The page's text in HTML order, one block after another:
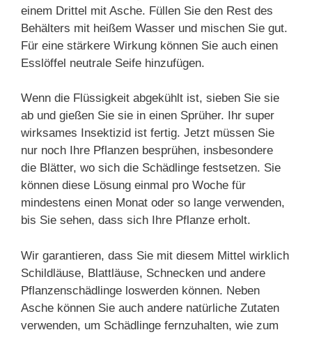
einem Drittel mit Asche. Füllen Sie den Rest des
Behälters mit heißem Wasser und mischen Sie gut.
Für eine stärkere Wirkung können Sie auch einen
Esslöffel neutrale Seife hinzufügen.
Wenn die Flüssigkeit abgekühlt ist, sieben Sie sie
ab und gießen Sie sie in einen Sprüher. Ihr super
wirksames Insektizid ist fertig. Jetzt müssen Sie
nur noch Ihre Pflanzen besprühen, insbesondere
die Blätter, wo sich die Schädlinge festsetzen. Sie
können diese Lösung einmal pro Woche für
mindestens einen Monat oder so lange verwenden,
bis Sie sehen, dass sich Ihre Pflanze erholt.
Wir garantieren, dass Sie mit diesem Mittel wirklich
Schildläuse, Blattläuse, Schnecken und andere
Pflanzenschädlinge loswerden können. Neben
Asche können Sie auch andere natürliche Zutaten
verwenden, um Schädlinge fernzuhalten, wie zum